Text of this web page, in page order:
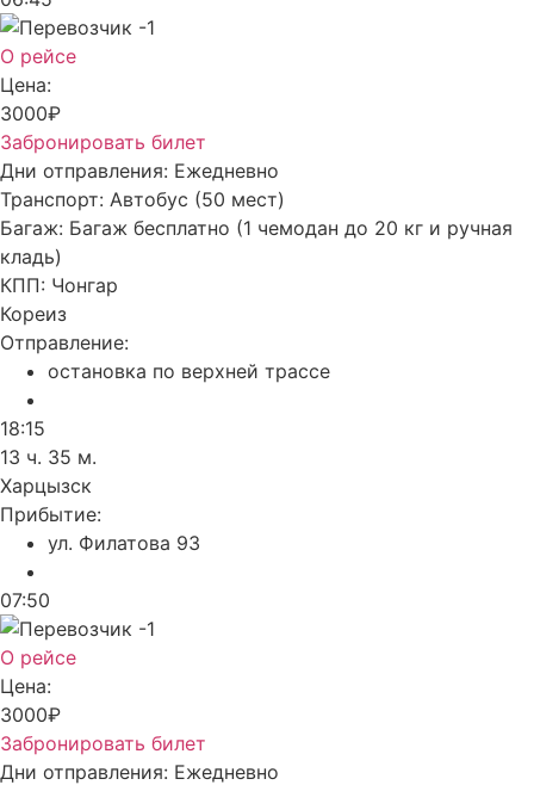
О рейсе
Цена:
3000₽
Забронировать билет
Дни отправления: Ежедневно
Транспорт: Автобус (50 мест)
Багаж: Багаж бесплатно (1 чемодан до 20 кг и ручная
кладь)
КПП: Чонгар
Кореиз
Отправление:
остановка по верхней трассе
18:15
13 ч. 35 м.
Харцызск
Прибытие:
ул. Филатова 93
07:50
О рейсе
Цена:
3000₽
Забронировать билет
Дни отправления: Ежедневно